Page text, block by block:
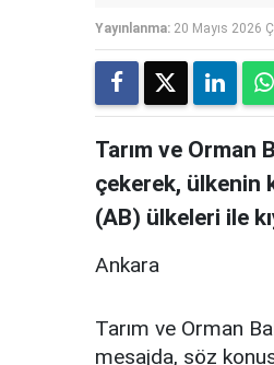
Yayınlanma: 20 Mayıs 2026
Tarım ve Orman
çekerek, ülkenin
(AB) ülkeleri ile
Ankara
Tarım ve Orman
mesajda, söz